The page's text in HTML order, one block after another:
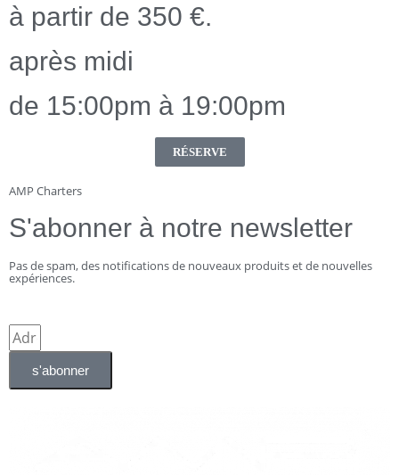
à partir de 350 €.
après midi
de 15:00pm à 19:00pm
RÉSERVE
AMP Charters
S'abonner à notre newsletter
Pas de spam, des notifications de nouveaux produits et de nouvelles
expériences.
s'abonner